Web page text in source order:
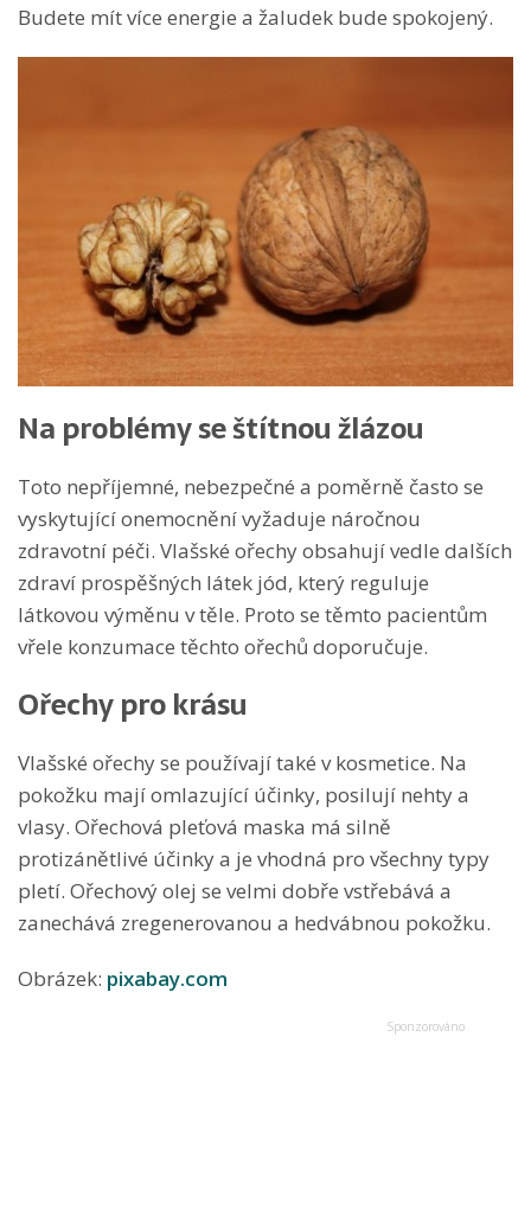
Budete mít více energie a žaludek bude spokojený.
Na problémy se štítnou žlázou
Toto nepříjemné, nebezpečné a poměrně často se
vyskytující onemocnění vyžaduje náročnou
zdravotní péči. Vlašské ořechy obsahují vedle dalších
zdraví prospěšných látek jód, který reguluje
látkovou výměnu v těle. Proto se těmto pacientům
vřele konzumace těchto ořechů doporučuje.
Ořechy pro krásu
Vlašské ořechy se používají také v kosmetice. Na
pokožku mají omlazující účinky, posilují nehty a
vlasy. Ořechová pleťová maska má silně
protizánětlivé účinky a je vhodná pro všechny typy
pletí. Ořechový olej se velmi dobře vstřebává a
zanechává zregenerovanou a hedvábnou pokožku.
Obrázek: pixabay.com